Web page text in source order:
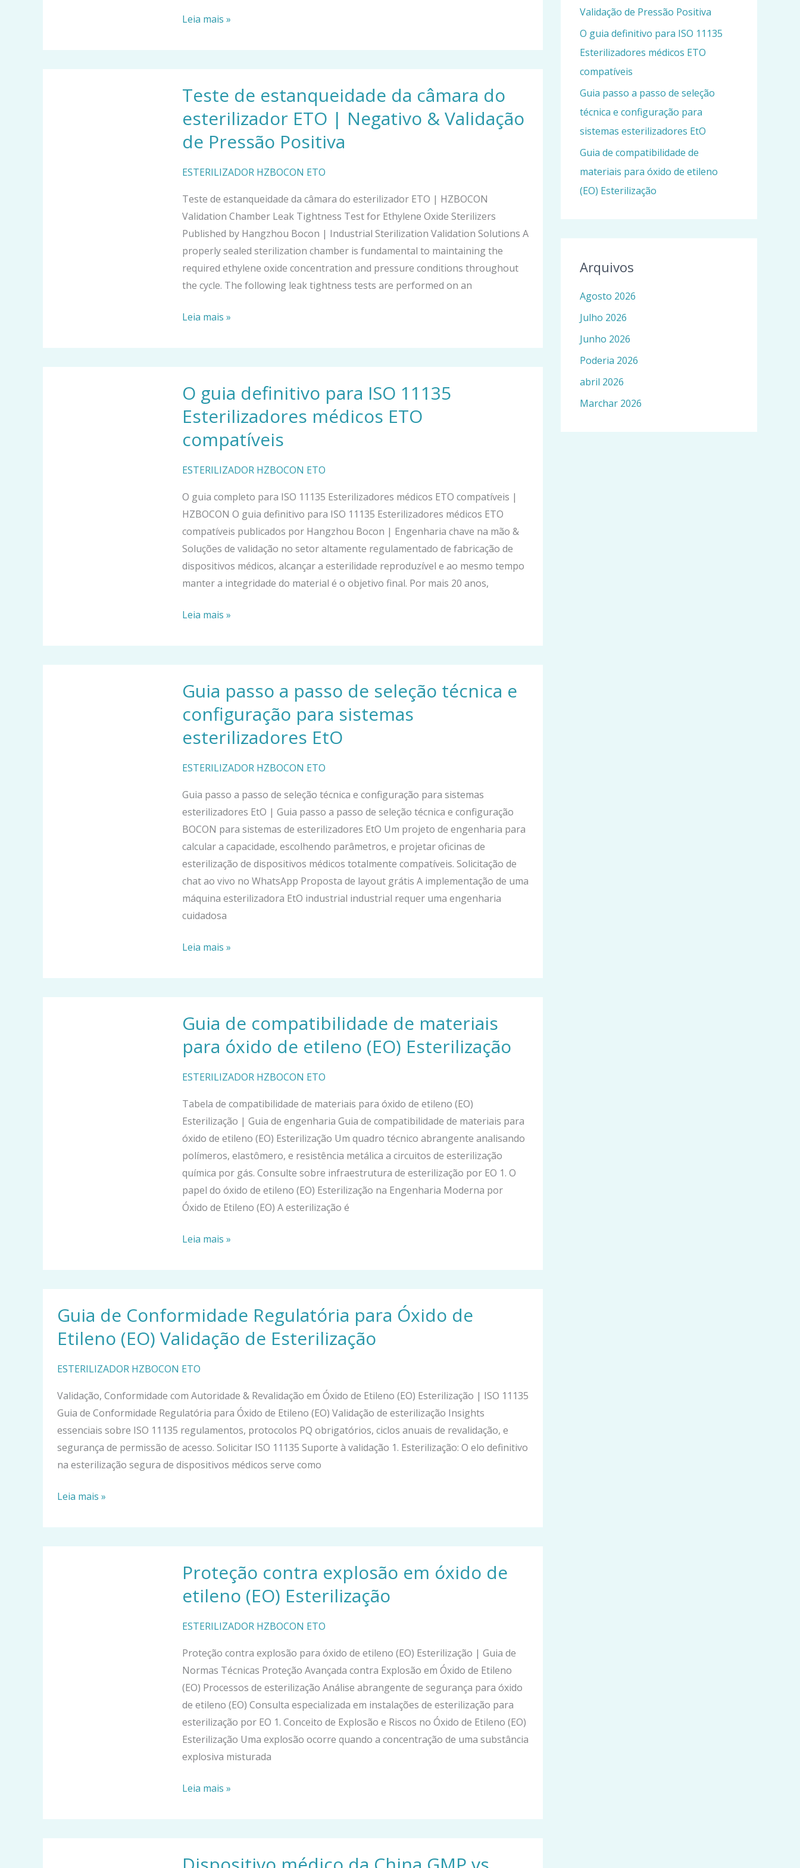
&
Leia mais »
Teste de estanqueidade da câmara do
esterilizador ETO | Negativo & Validação
de Pressão Positiva
ESTERILIZADOR HZBOCON ETO
Teste de estanqueidade da câmara do esterilizador ETO | HZBOCON
Validation Chamber Leak Tightness Test for Ethylene Oxide Sterilizers
Published by Hangzhou Bocon | Industrial Sterilization Validation Solutions A
properly sealed sterilization chamber is fundamental to maintaining the
required ethylene oxide concentration and pressure conditions throughout
the cycle. The following leak tightness tests are performed on an
de
estanqueidade
da
câmara
ETO
|
Negativo
&
Validação
de
Positiva
Leia mais »
O guia definitivo para ISO 11135
Esterilizadores médicos ETO
compatíveis
ESTERILIZADOR HZBOCON ETO
O guia completo para ISO 11135 Esterilizadores médicos ETO compatíveis |
HZBOCON O guia definitivo para ISO 11135 Esterilizadores médicos ETO
compatíveis publicados por Hangzhou Bocon | Engenharia chave na mão &
Soluções de validação no setor altamente regulamentado de fabricação de
dispositivos médicos, alcançar a esterilidade reproduzível e ao mesmo tempo
manter a integridade do material é o objetivo final. Por mais 20 anos,
guia
definitivo
para
ISO
médicos
ETO
compatíveis
Leia mais »
Guia passo a passo de seleção técnica e
configuração para sistemas
esterilizadores EtO
ESTERILIZADOR HZBOCON ETO
Guia passo a passo de seleção técnica e configuração para sistemas
esterilizadores EtO | Guia passo a passo de seleção técnica e configuração
BOCON para sistemas de esterilizadores EtO Um projeto de engenharia para
calcular a capacidade, escolhendo parâmetros, e projetar oficinas de
esterilização de dispositivos médicos totalmente compatíveis. Solicitação de
chat ao vivo no WhatsApp Proposta de layout grátis A implementação de uma
máquina esterilizadora EtO industrial industrial requer uma engenharia
cuidadosa
passo
passo
de
e
configuração
para
sistemas
esterilizadores
EtO
Leia mais »
Guia de compatibilidade de materiais
para óxido de etileno (EO) Esterilização
ESTERILIZADOR HZBOCON ETO
Tabela de compatibilidade de materiais para óxido de etileno (EO)
Esterilização | Guia de engenharia Guia de compatibilidade de materiais para
óxido de etileno (EO) Esterilização Um quadro técnico abrangente analisando
polímeros, elastômero, e resistência metálica a circuitos de esterilização
química por gás. Consulte sobre infraestrutura de esterilização por EO 1. O
papel do óxido de etileno (EO) Esterilização na Engenharia Moderna por
Óxido de Etileno (EO) A esterilização é
de
compatibilidade
de
materiais
óxido
de
etileno
(EO)
Esterilização
Leia mais »
Guia de Conformidade Regulatória para Óxido de
Etileno (EO) Validação de Esterilização
ESTERILIZADOR HZBOCON ETO
Validação, Conformidade com Autoridade & Revalidação em Óxido de Etileno (EO) Esterilização | ISO 11135
Guia de Conformidade Regulatória para Óxido de Etileno (EO) Validação de esterilização Insights
essenciais sobre ISO 11135 regulamentos, protocolos PQ obrigatórios, ciclos anuais de revalidação, e
segurança de permissão de acesso. Solicitar ISO 11135 Suporte à validação 1. Esterilização: O elo definitivo
na esterilização segura de dispositivos médicos serve como
de
Conformidade
Regulatória
para
de
Etileno
(EO)
Validação
de
Leia mais »
Proteção contra explosão em óxido de
etileno (EO) Esterilização
ESTERILIZADOR HZBOCON ETO
Proteção contra explosão para óxido de etileno (EO) Esterilização | Guia de
Normas Técnicas Proteção Avançada contra Explosão em Óxido de Etileno
(EO) Processos de esterilização Análise abrangente de segurança para óxido
de etileno (EO) Consulta especializada em instalações de esterilização para
esterilização por EO 1. Conceito de Explosão e Riscos no Óxido de Etileno (EO)
Esterilização Uma explosão ocorre quando a concentração de uma substância
explosiva misturada
contra
explosão
em
óxido
etileno
(EO)
Esterilização
Leia mais »
médico
Validação de Pressão Positiva
O guia definitivo para ISO 11135
Esterilizadores médicos ETO
compatíveis
Guia passo a passo de seleção
técnica e configuração para
sistemas esterilizadores EtO
Guia de compatibilidade de
materiais para óxido de etileno
(EO) Esterilização
Arquivos
Agosto 2026
Julho 2026
Junho 2026
Poderia 2026
abril 2026
Marchar 2026